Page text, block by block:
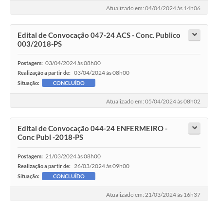
Atualizado em: 04/04/2024 às 14h06
Edital de Convocação 047-24 ACS - Conc. Publico
003/2018-PS
Postagem: 03/04/2024 às 08h00
Realização a partir de: 03/04/2024 às 08h00
Situação: CONCLUÍDO
Atualizado em: 05/04/2024 às 08h02
Edital de Convocação 044-24 ENFERMEIRO -
Conc Publ -2018-PS
Postagem: 21/03/2024 às 08h00
Realização a partir de: 26/03/2024 às 09h00
Situação: CONCLUÍDO
Atualizado em: 21/03/2024 às 16h37